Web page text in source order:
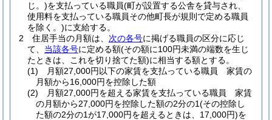
じ。)を支払っている職員(町が設置する公舎を貸与され、
使用料を支払っている職員その他町長が規則で定める職員
を除く。)に支給する。
2
住居手当の月額は、 次の各号に掲げる職員の区分に応じ
て、 当該各号に定める額(その額に100円未満の端数を生じ
たときは、これを切り捨てた額)に相当する額とする。
(1)
月額27,000円以下の家賃を支払っている職員 家賃の
月額から16,000円を控除した額
(2)
月額27,000円を超える家賃を支払っている職員 家賃
の月額から27,000円を控除した額の2分の1(その控除し
た額の2分の1が17,000円を超えるときは、17,000円)を